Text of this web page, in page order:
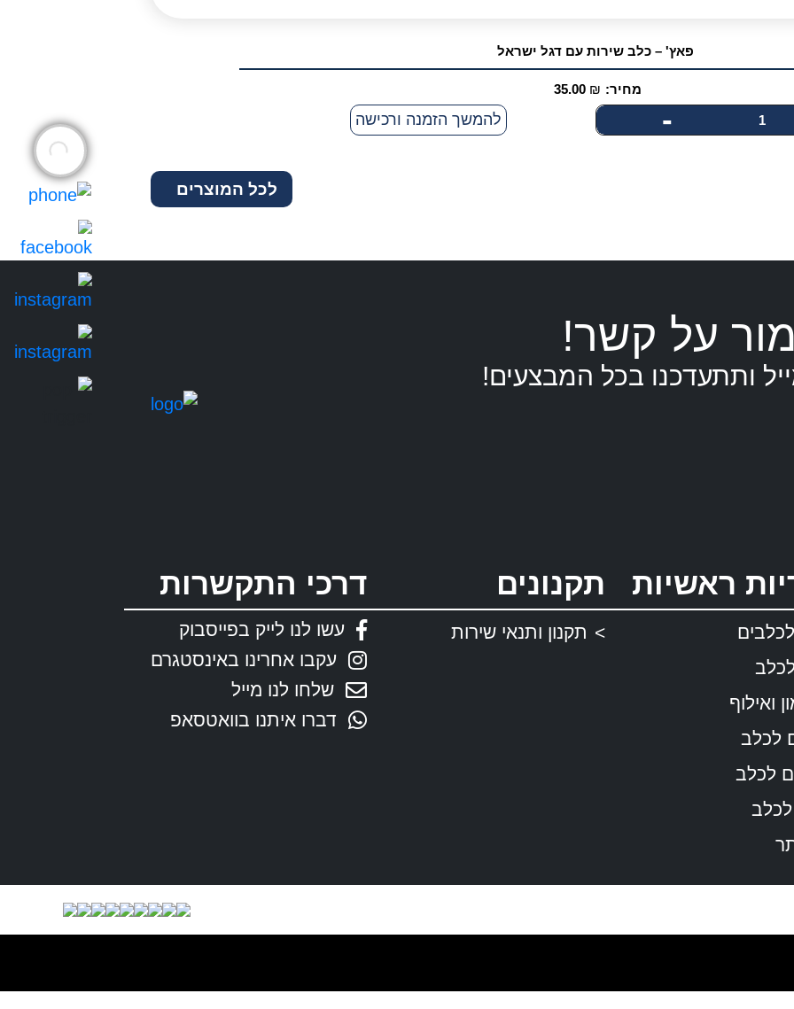
פאץ' – כלב שירות עם דגל ישראל
מחיר: 35.00 ₪
כמות
ישראל
- להמשך הזמנה ורכישה
לכל המוצרים
על קשר!
ותתעדכנו בכל המבצעים!
ראשיות
ואילוף
לכלב
לכלב
לכלב
תקנונים
תקנון ותנאי שירות
דרכי התקשרות
עשו לנו לייק בפייסבוק
עקבו אחרינו באינסטגרם
שלחו לנו מייל
דברו איתנו בוואטסאפ